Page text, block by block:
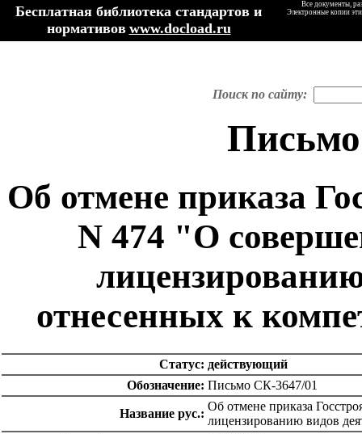
Бесплатная библиотека стандартов и
нормативов www.docload.ru
Все документы,
Электронные копии
Поиск по сайту:
Об отмене приказа
N 474 "О
отнесенных к
Статус: действующий
Обозначение: Письмо СК-3647/01
Название рус.:
Об отмене приказа
лицензированию видов